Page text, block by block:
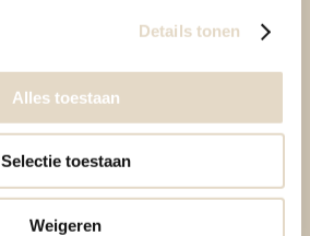
Details tonen
Alles toestaan
Selectie toestaan
Weigeren